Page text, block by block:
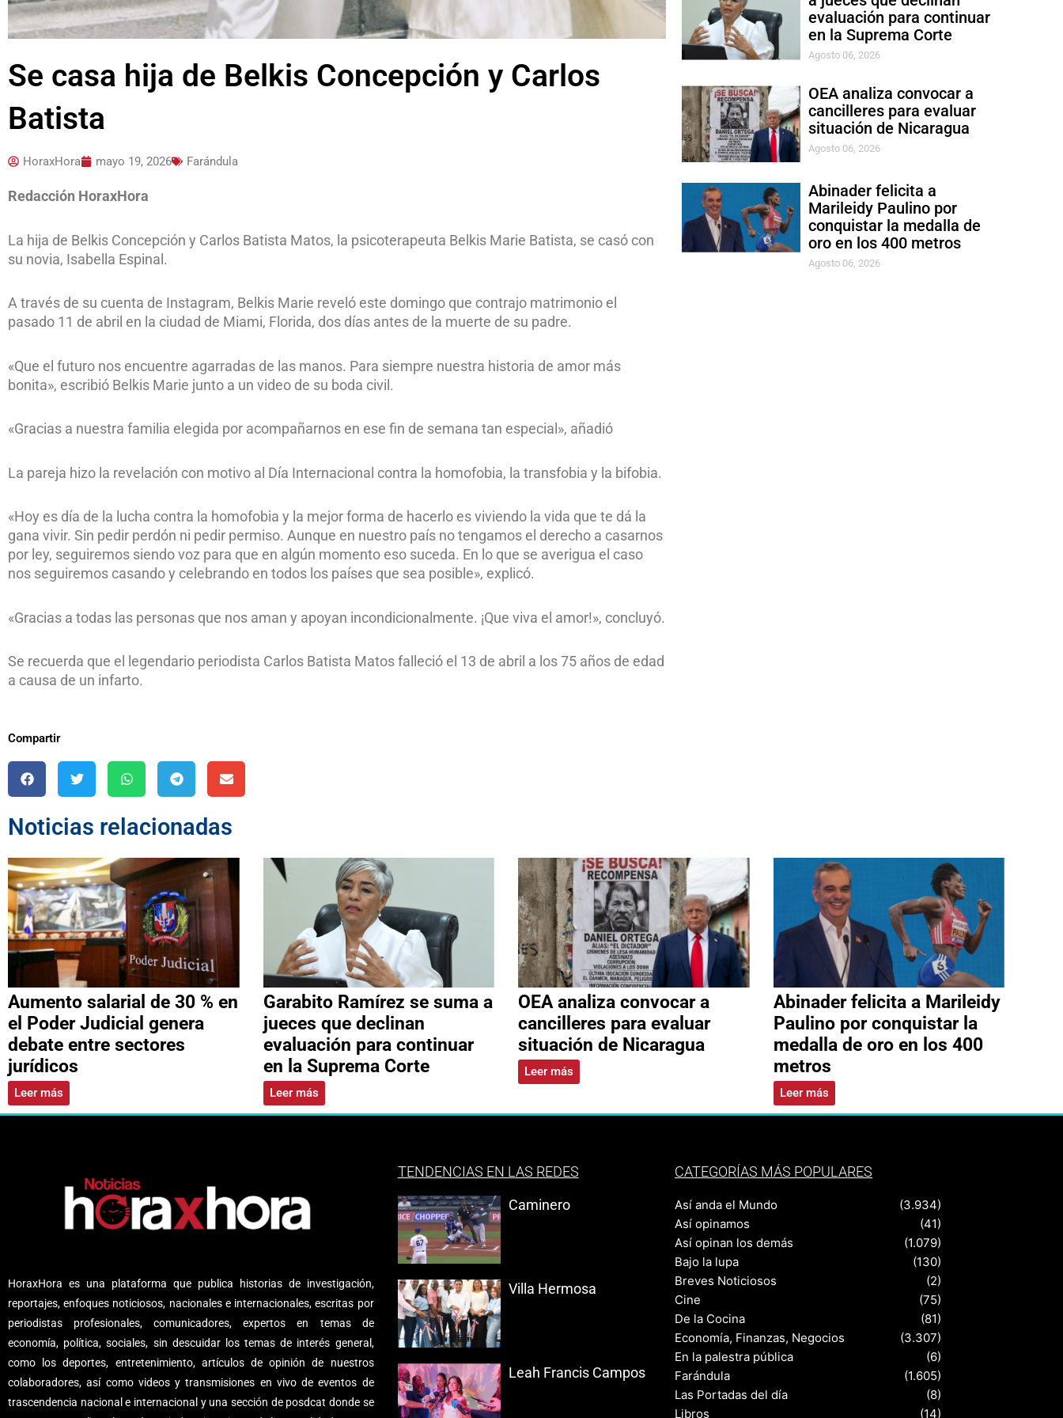
Se casa hija de Belkis Concepción y Carlos
Batista
HoraxHora mayo 19, 2026 Farándula
Redacción HoraxHora
La hija de Belkis Concepción y Carlos Batista Matos, la psicoterapeuta Belkis Marie Batista, se casó con
su novia, Isabella Espinal.
A través de su cuenta de Instagram, Belkis Marie reveló este domingo que contrajo matrimonio el
pasado 11 de abril en la ciudad de Miami, Florida, dos días antes de la muerte de su padre.
«Que el futuro nos encuentre agarradas de las manos. Para siempre nuestra historia de amor más
bonita», escribió Belkis Marie junto a un video de su boda civil.
«Gracias a nuestra familia elegida por acompañarnos en ese fin de semana tan especial», añadió
La pareja hizo la revelación con motivo al Día Internacional contra la homofobia, la transfobia y la bifobia.
«Hoy es día de la lucha contra la homofobia y la mejor forma de hacerlo es viviendo la vida que te dá la
gana vivir. Sin pedir perdón ni pedir permiso. Aunque en nuestro país no tengamos el derecho a casarnos
por ley, seguiremos siendo voz para que en algún momento eso suceda. En lo que se averigua el caso
nos seguiremos casando y celebrando en todos los países que sea posible», explicó.
«Gracias a todas las personas que nos aman y apoyan incondicionalmente. ¡Que viva el amor!», concluyó.
Se recuerda que el legendario periodista Carlos Batista Matos falleció el 13 de abril a los 75 años de edad
a causa de un infarto.
Compartir
evaluación para continuar
en la Suprema Corte
Agosto 06, 2026
OEA analiza convocar a
cancilleres para evaluar
situación de Nicaragua
Agosto 06, 2026
Abinader felicita a
Marileidy Paulino por
conquistar la medalla de
oro en los 400 metros
Agosto 06, 2026
Noticias relacionadas
Aumento salarial de 30 % en
el Poder Judicial genera
debate entre sectores
jurídicos
Leer más
Garabito Ramírez se suma a
jueces que declinan
evaluación para continuar
en la Suprema Corte
Leer más
OEA analiza convocar a
cancilleres para evaluar
situación de Nicaragua
Leer más
Abinader felicita a Marileidy
Paulino por conquistar la
medalla de oro en los 400
metros
Leer más
HoraxHora es una plataforma que publica historias de investigación,
reportajes, enfoques noticiosos, nacionales e internacionales, escritas por
periodistas profesionales, comunicadores, expertos en temas de
economía, política, sociales, sin descuidar los temas de interés general,
como los deportes, entretenimiento, artículos de opinión de nuestros
colaboradores, así como videos y transmisiones en vivo de eventos de
trascendencia nacional e internacional y una sección de posdcat donde se
TENDENCIAS EN LAS REDES
Caminero
Villa Hermosa
Leah Francis Campos
CATEGORÍAS MÁS POPULARES
Así anda el Mundo
(3.934)
Así opinamos
(41)
Así opinan los demás
(1.079)
Bajo la lupa
(130)
Breves Noticiosos
(2)
Cine
(75)
De la Cocina
(81)
Economía, Finanzas, Negocios
(3.307)
En la palestra pública
(6)
Farándula
(1.605)
Las Portadas del día
(8)
Libros
(14)